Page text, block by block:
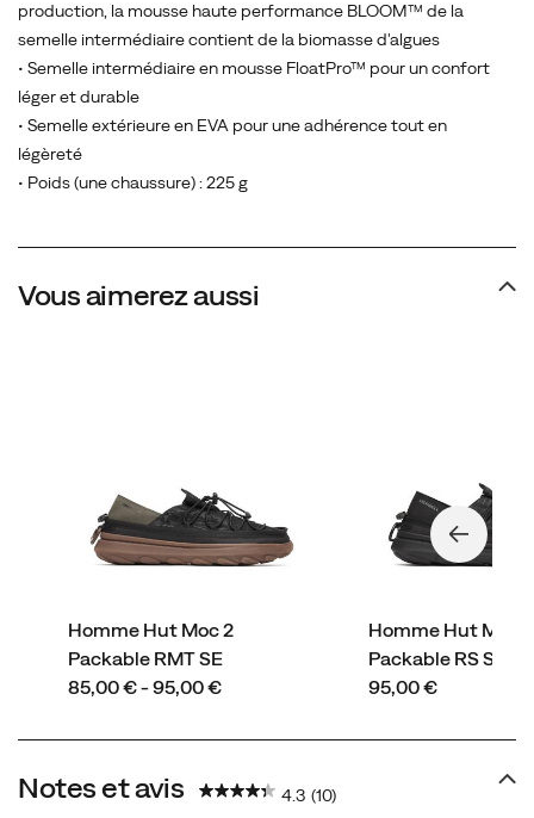
production, la mousse haute performance BLOOM™ de la
semelle intermédiaire contient de la biomasse d'algues
• Semelle intermédiaire en mousse FloatPro™ pour un confort
léger et durable
• Semelle extérieure en EVA pour une adhérence tout en
légèreté
• Poids (une chaussure) : 225 g
Vous aimerez aussi
Homme Hut Moc 2
Packable RMT SE
price
85,00 € - 95,00 €
Homme Hut Moc 2
Packable RS SE
price
95,00 €
Notes et avis 4.3 (10)